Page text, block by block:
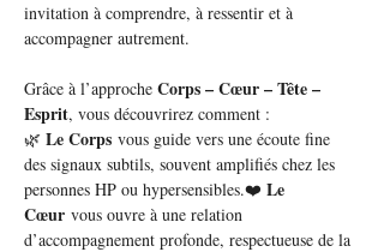
invitation à comprendre, à ressentir et à
accompagner autrement.
Grâce à l’approche Corps – Cœur – Tête –
Esprit, vous découvrirez comment :
🌿 Le Corps vous guide vers une écoute fine
des signaux subtils, souvent amplifiés chez les
personnes HP ou hypersensibles.❤️ Le
Cœur vous ouvre à une relation
d’accompagnement profonde, respectueuse de la